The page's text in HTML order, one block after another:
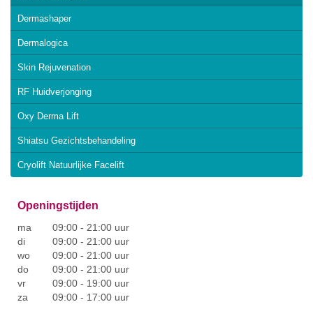
Dermashaper
Dermalogica
Skin Rejuvenation
RF Huidverjonging
Oxy Derma Lift
Shiatsu Gezichtsbehandeling
Cryolift Natuurlijke Facelift
Openingstijden
ma
09:00 - 21:00 uur
di
09:00 - 21:00 uur
wo
09:00 - 21:00 uur
do
09:00 - 21:00 uur
vr
09:00 - 19:00 uur
za
09:00 - 17:00 uur